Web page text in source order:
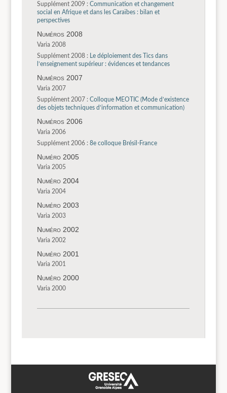
Supplément 2009 : Communication et changement
social en Afrique et dans les Caraïbes : bilan et
perspectives
Numéros 2008
Varia 2008
Supplément 2008 : Le déploiement des Tics dans
l’enseignement supérieur : évidences et tendances
Numéros 2007
Varia 2007
Supplément 2007 : Colloque MEOTIC (Mode d’existence
des objets techniques d’information et communication)
Numéros 2006
Varia 2006
Supplément 2006 : 8e colloque Brésil-France
Numéro 2005
Varia 2005
Numéro 2004
Varia 2004
Numéro 2003
Varia 2003
Numéro 2002
Varia 2002
Numéro 2001
Varia 2001
Numéro 2000
Varia 2000